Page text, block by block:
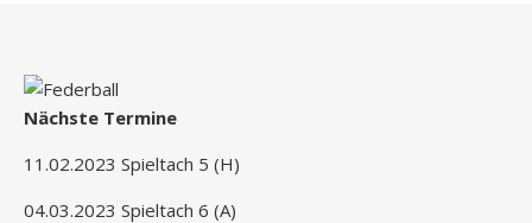
Nächste Termine
11.02.2023 Spieltach 5 (H)
04.03.2023 Spieltach 6 (A)